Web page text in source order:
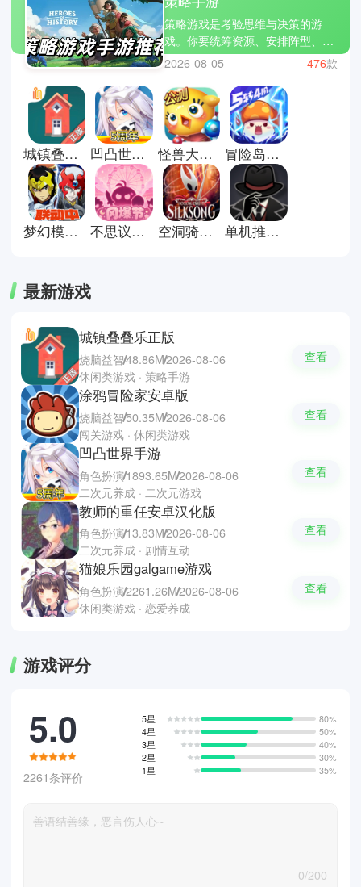
策略游戏是考验思维与决策的游
戏。你要统筹资源、安排阵型、预
判对手的行动，每一个选择都可能
改变局势。它不像快节奏的动作游
戏，而是让你在脑海中推演每一
步，享受智力与策略的较量。文明
VI、全面战争三国和炉石传说都是
经典的策略游戏。立即下载策略游
戏大全，用你的智慧赢得战局，感
受紧张刺激与成就快感！
2026-08-05 476款
城镇叠叠乐正版 凹凸世界手游 怪兽大作战正版 冒险岛枫之传说中文版
梦幻模拟战官方版 不思议迷宫官方版 空洞骑士丝之歌手机移植版 单机推理杀游戏
最新游戏
城镇叠叠乐正版
烧脑益智48.86M2026-08-06
休闲类游戏 · 策略手游
查看
涂鸦冒险家安卓版
烧脑益智50.35M2026-08-06
闯关游戏 · 休闲类游戏
查看
凹凸世界手游
角色扮演1893.65M2026-08-06
二次元养成 · 二次元游戏
查看
教师的重任安卓汉化版
角色扮演13.83M2026-08-06
二次元养成 · 剧情互动
查看
猫娘乐园galgame游戏
角色扮演2261.26M2026-08-06
休闲类游戏 · 恋爱养成
查看
游戏评分
5.0
2261条评价
5星
80%
4星
50%
3星
40%
2星
30%
1星
35%
0/200